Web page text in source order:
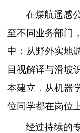
在煤航遥感
至不同业务部门
中：从野外实地
目视解译与滑坡
本建立，从机器
位同学都在岗位
经过持续的